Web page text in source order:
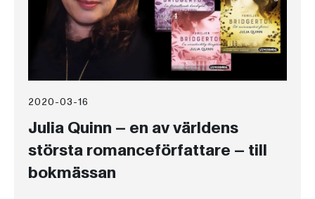
2020-03-16
Julia Quinn – en av världens
största romanceförfattare – till
bokmässan